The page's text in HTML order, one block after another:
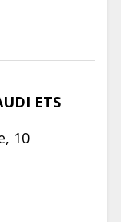
ETS
10